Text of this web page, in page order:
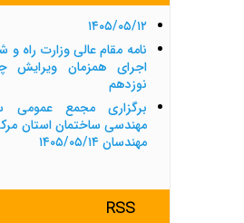
۱۴۰۵/۰۵/۱۲
نامه مقام عالی وزارت راه
اجرای همزمان ویرایش
نوزدهم
برگزاری مجمع عمومی
مهندسان ۱۴۰۵/۰۵/۱۴
RSS